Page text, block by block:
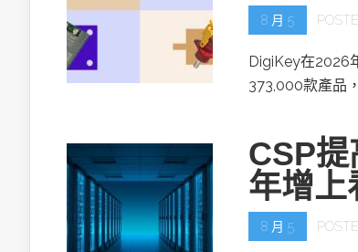
8 月 5
DigiKey在2026
373,000款產品
CSP
年增上
8 月 5